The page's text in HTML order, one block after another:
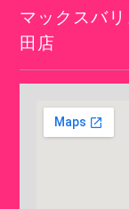
マックスバ
田店